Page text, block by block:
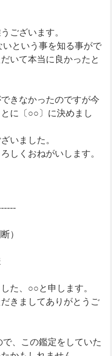
ございます。
という事を知る事がで
いて本当に良かったと
きなかったのですが今
に〔○○〕に決めまし
いました。
しくおねがいします。
）
た、○○と申します。
きましてありがとうご
で、この鑑定をしていた